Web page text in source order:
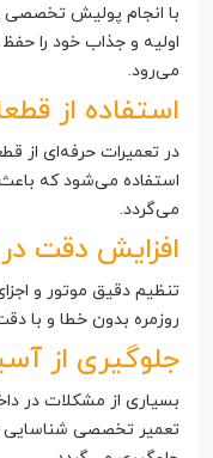
با انجام پولیش
اولیه و جذاب خود را
می‌رود.
استفاده از
در تعمیرات حرفه‌ای از
استفاده می‌شود که
می‌گردد.
افزایش دقت در
تنظیم دقیق موتور و
روزمره بدون خطا و با دقت
جلوگیری از
بسیاری از مشکلات در
تعمیر تخصصی شناسایی